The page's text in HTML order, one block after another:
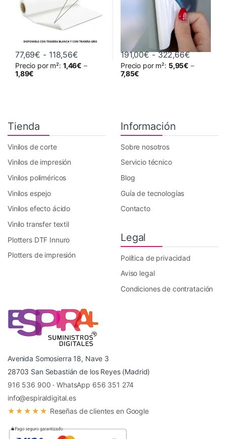
77,69€ - 118,56€Rango de precios: desde 77,69€ hasta
Precio por m²: 1,46€ –
1,89€
Este producto tiene múltiples variantes. Las opciones se
191,00€ - 322,66€Rango
Precio por m²: 5,95€ –
7,85€
Este producto tiene múltiples
Tienda
Vinilos de corte
Vinilos de impresión
Vinilos poliméricos
Vinilos espejo
Vinilos efecto ácido
Vinilo transfer textil
Plotters DTF Innuro
Plotters de impresión
Información
Sobre nosotros
Servicio técnico
Blog
Guía de tecnologías
Contacto
Legal
Política de privacidad
Aviso legal
Condiciones de contratación
Avenida Somosierra 18, Nave 3
28703 San Sebastián de los Reyes (Madrid)
916 536 900 ·WhatsApp 656 351 274
info@espiraldigital.es
★★★★★ Reseñas de clientes en Google